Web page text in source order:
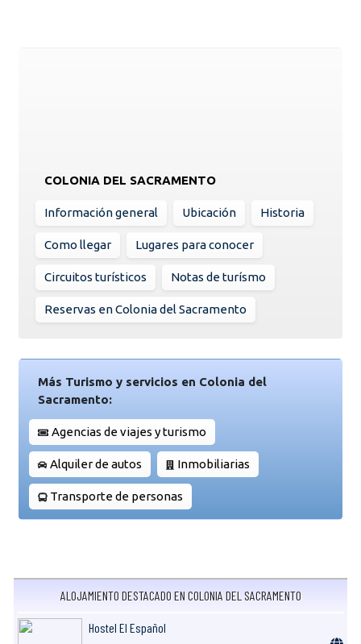
COLONIA DEL SACRAMENTO
Información general Ubicación Historia
Como llegar Lugares para conocer
Circuitos turísticos Notas de turísmo
Reservas en Colonia del Sacramento
Más Turismo y servicios en Colonia del
Sacramento:
Agencias de viajes y turismo
Alquiler de autos Inmobiliarias
Transporte de personas
ALOJAMIENTO DESTACADO EN COLONIA DEL SACRAMENTO
Hostel El Español